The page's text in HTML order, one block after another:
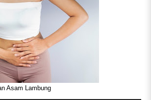
Asam Lambung